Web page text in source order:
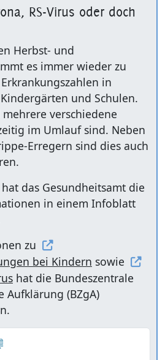
RS-Virus oder doch
Herbst- und
es immer wieder zu
in
und Schulen.
verschiedene
im Umlauf sind. Neben
Erregern sind dies auch
das Gesundheitsamt die
in einem Infoblatt
zu
bei Kindern sowie
hat die Bundeszentrale
Aufklärung (BZgA)